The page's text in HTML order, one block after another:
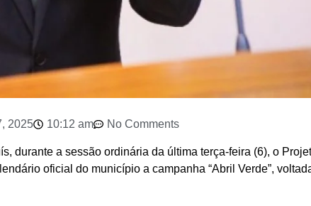
2025 10:12 am No Comments
durante a sessão ordinária da última terça-feira (6), o
oficial do município a campanha “Abril Verde”,